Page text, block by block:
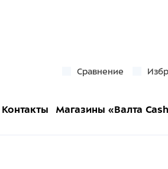
Сравнение
Контакты Магазины «Валта